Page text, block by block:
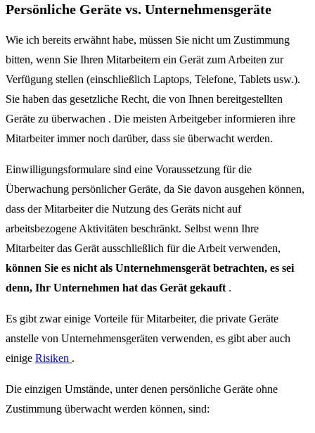
Persönliche Geräte vs. Unternehmensgeräte
Wie ich bereits erwähnt habe, müssen Sie nicht um Zustimmung
bitten, wenn Sie Ihren Mitarbeitern ein Gerät zum Arbeiten zur
Verfügung stellen (einschließlich Laptops, Telefone, Tablets usw.).
Sie haben das gesetzliche Recht, die von Ihnen bereitgestellten
Geräte zu überwachen . Die meisten Arbeitgeber informieren ihre
Mitarbeiter immer noch darüber, dass sie überwacht werden.
Einwilligungsformulare sind eine Voraussetzung für die
Überwachung persönlicher Geräte, da Sie davon ausgehen können,
dass der Mitarbeiter die Nutzung des Geräts nicht auf
arbeitsbezogene Aktivitäten beschränkt. Selbst wenn Ihre
Mitarbeiter das Gerät ausschließlich für die Arbeit verwenden,
können Sie es nicht als Unternehmensgerät betrachten, es sei
denn, Ihr Unternehmen hat das Gerät gekauft .
Es gibt zwar einige Vorteile für Mitarbeiter, die private Geräte
anstelle von Unternehmensgeräten verwenden, es gibt aber auch
einige Risiken .
Die einzigen Umstände, unter denen persönliche Geräte ohne
Zustimmung überwacht werden können, sind: